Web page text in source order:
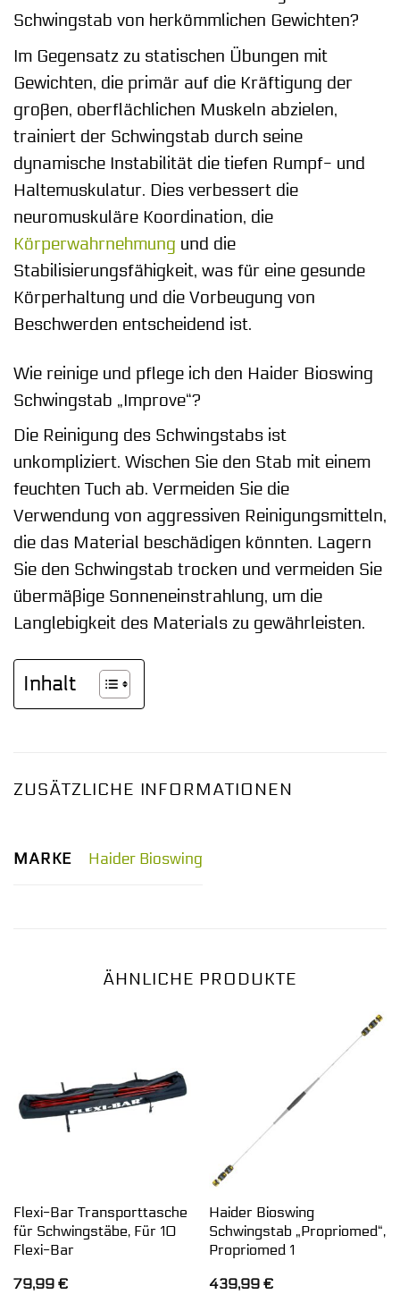
Schwingstab von herkömmlichen Gewichten?
Im Gegensatz zu statischen Übungen mit
Gewichten, die primär auf die Kräftigung der
großen, oberflächlichen Muskeln abzielen,
trainiert der Schwingstab durch seine
dynamische Instabilität die tiefen Rumpf- und
Haltemuskulatur. Dies verbessert die
neuromuskuläre Koordination, die
Körperwahrnehmung und die
Stabilisierungsfähigkeit, was für eine gesunde
Körperhaltung und die Vorbeugung von
Beschwerden entscheidend ist.
Wie reinige und pflege ich den Haider Bioswing
Schwingstab „Improve“?
Die Reinigung des Schwingstabs ist
unkompliziert. Wischen Sie den Stab mit einem
feuchten Tuch ab. Vermeiden Sie die
Verwendung von aggressiven Reinigungsmitteln,
die das Material beschädigen könnten. Lagern
Sie den Schwingstab trocken und vermeiden Sie
übermäßige Sonneneinstrahlung, um die
Langlebigkeit des Materials zu gewährleisten.
Inhalt
ZUSÄTZLICHE INFORMATIONEN
MARKE Haider Bioswing
ÄHNLICHE PRODUKTE
Flexi-Bar Transporttasche
für Schwingstäbe, Für 10
Flexi-Bar
79,99 €
Haider Bioswing
Schwingstab „Propriomed“,
Propriomed 1
439,99 €